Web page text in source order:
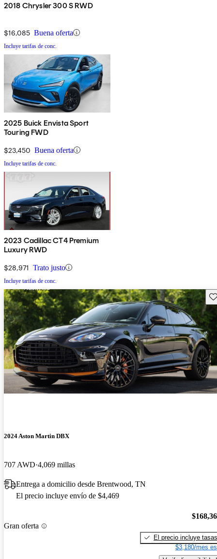
2018 Chrysler 300 S RWD
$16,085 Buena oferta
Incluye tarifas de conc.
2025 Buick Envista Sport
Touring FWD
$23,450 Buena oferta
Incluye tarifas de conc.
2023 Cadillac CT4 Premium
Luxury RWD
$28,971 Trato justo
Incluye tarifas de conc.
2024 Aston Martin DBX
707 AWD 4,069 millas
Entrega a domicilio desde Brentwood, TN
El precio incluye envío de $4,469
Gran oferta
El precio incluye tasas
$3,180/mes